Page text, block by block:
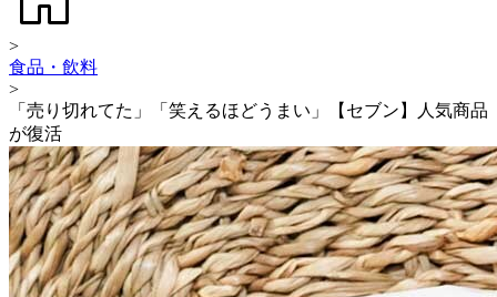
>
食品・飲料
>
「売り切れてた」「笑えるほどうまい」【セブン】人気商品
が復活